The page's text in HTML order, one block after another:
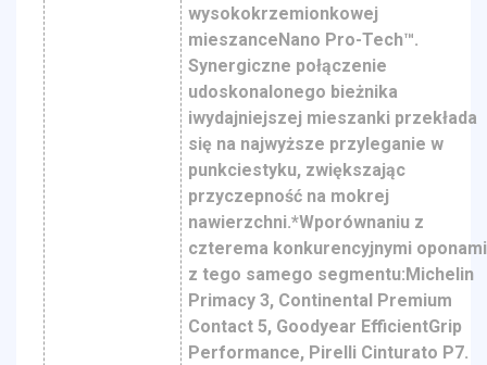
wysokokrzemionkowej
mieszanceNano Pro-Tech™.
Synergiczne połączenie
udoskonalonego bieżnika
iwydajniejszej mieszanki przekłada
się na najwyższe przyleganie w
punkciestyku, zwiększając
przyczepność na mokrej
nawierzchni.*Wporównaniu z
czterema konkurencyjnymi oponami
z tego samego segmentu:Michelin
Primacy 3, Continental Premium
Contact 5, Goodyear EfficientGrip
Performance, Pirelli Cinturato P7.